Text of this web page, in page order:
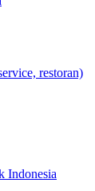
restoran)
Indonesia